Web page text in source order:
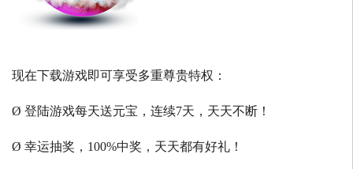
现在下载游戏即可享受多重尊贵特权：
Ø 登陆游戏每天送元宝，连续7天，天天不断！
Ø 幸运抽奖，100%中奖，天天都有好礼！